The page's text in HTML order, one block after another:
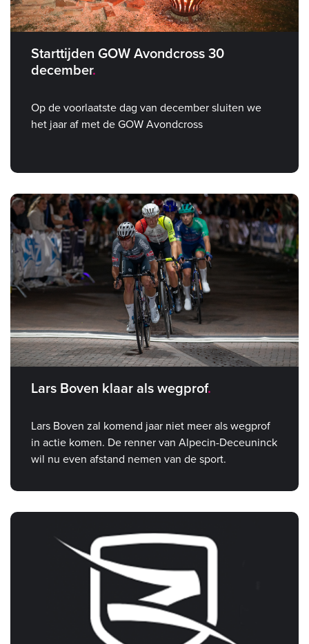
Starttijden GOW Avondcross 30
december
Op de voorlaatste dag van december sluiten we
het jaar af met de GOW Avondcross
Lars Boven klaar als wegprof
Lars Boven zal komend jaar niet meer als wegprof
in actie komen. De renner van Alpecin-Deceuninck
wil nu even afstand nemen van de sport.